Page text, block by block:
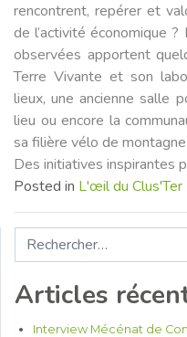
rencontrent, repérer et
de l’activité économique
observées apportent
Terre Vivante et son
lieux, une ancienne salle
lieu ou encore la
sa filière vélo de montagne.
Des initiatives inspirantes
Posted in L'œil du Clus'Ter
Rechercher :
Articles
Interview Mécénat de